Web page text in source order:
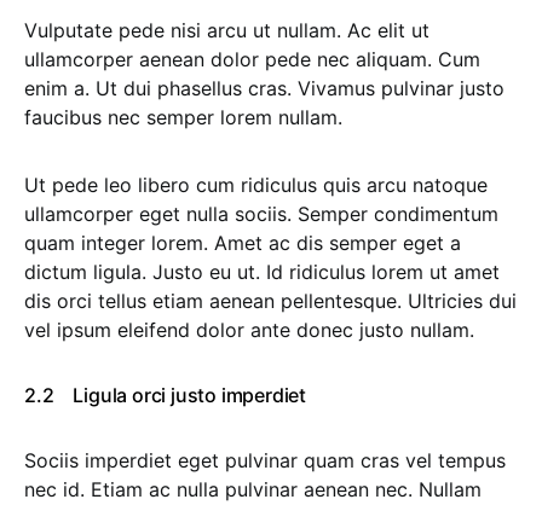
Vulputate pede nisi arcu ut nullam. Ac elit ut
ullamcorper aenean dolor pede nec aliquam. Cum
enim a. Ut dui phasellus cras. Vivamus pulvinar justo
faucibus nec semper lorem nullam.
Ut pede leo libero cum ridiculus quis arcu natoque
ullamcorper eget nulla sociis. Semper condimentum
quam integer lorem. Amet ac dis semper eget a
dictum ligula. Justo eu ut. Id ridiculus lorem ut amet
dis orci tellus etiam aenean pellentesque. Ultricies dui
vel ipsum eleifend dolor ante donec justo nullam.
Ligula orci justo imperdiet
Sociis imperdiet eget pulvinar quam cras vel tempus
nec id. Etiam ac nulla pulvinar aenean nec. Nullam